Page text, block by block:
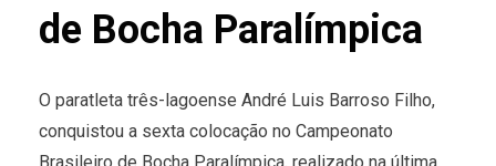
de Bocha Paralímpica
O paratleta três-lagoense André Luis Barroso Filho,
conquistou a sexta colocação no Campeonato